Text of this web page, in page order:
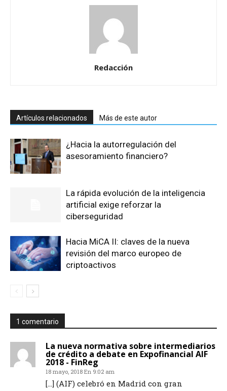
Redacción
Artículos relacionados Más de este autor
¿Hacia la autorregulación del
asesoramiento financiero?
La rápida evolución de la inteligencia
artificial exige reforzar la
ciberseguridad
Hacia MiCA II: claves de la nueva
revisión del marco europeo de
criptoactivos
1 comentario
La nueva normativa sobre intermediarios
de crédito a debate en Expofinancial AIF
2018 - FinReg
18 mayo, 2018 En 9:02 am
[…] (AIF) celebró en Madrid con gran